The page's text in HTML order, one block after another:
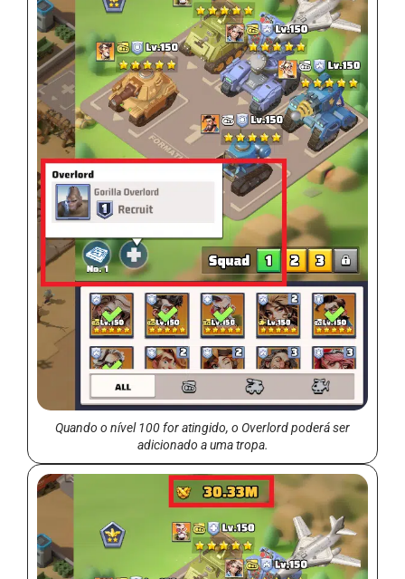
Quando o nível 100 for atingido, o Overlord poderá ser
adicionado a uma tropa.